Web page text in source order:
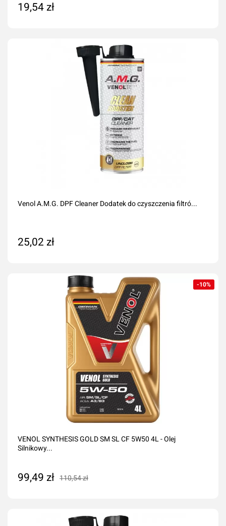
19,54 zł
Venol A.M.G. DPF Cleaner Dodatek do czyszczenia filtró...
25,02 zł
-10%
VENOL SYNTHESIS GOLD SM SL CF 5W50 4L - Olej
Silnikowy...
99,49 zł 110,54 zł